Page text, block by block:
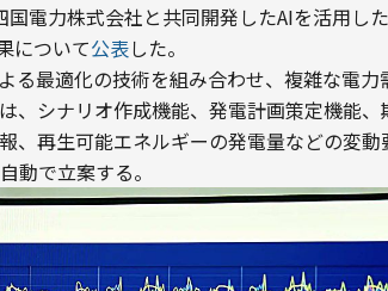
電力株式会社と共同開発したAIを活用し
について公表した。
る最適化の技術を組み合わせ、複雑な電
、シナリオ作成機能、発電計画策定機能
再生可能エネルギーの発電量などの変動
動で立案する。